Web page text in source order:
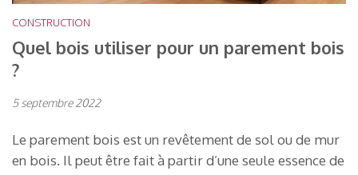
CONSTRUCTION
Quel bois utiliser pour un parement bois
?
5 septembre 2022
Le parement bois est un revêtement de sol ou de mur
en bois. Il peut être fait à partir d’une seule essence de